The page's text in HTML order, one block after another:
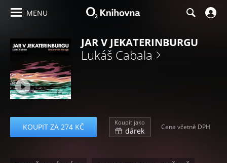
MENU
JAR V JEKATERINBURGU
Lukáš Cabala
KOUPIT ZA 274 KČ Koupit jako
dárek Cena včetně DPH